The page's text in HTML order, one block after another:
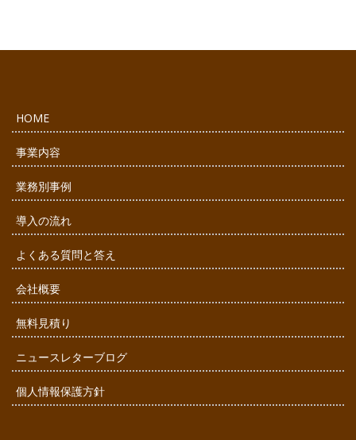
HOME
事業内容
業務別事例
導入の流れ
よくある質問と答え
会社概要
無料見積り
ニュースレターブログ
個人情報保護方針